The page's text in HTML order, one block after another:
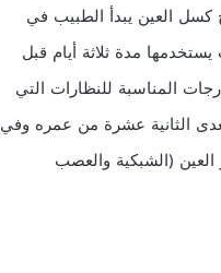
كسل العين يبدأ الطبيب في
مدة ثلاثة أيام قبل
المناسبة للنظارات التي
الثانية عشرة من عمره وفي
(الشبكية والعصب